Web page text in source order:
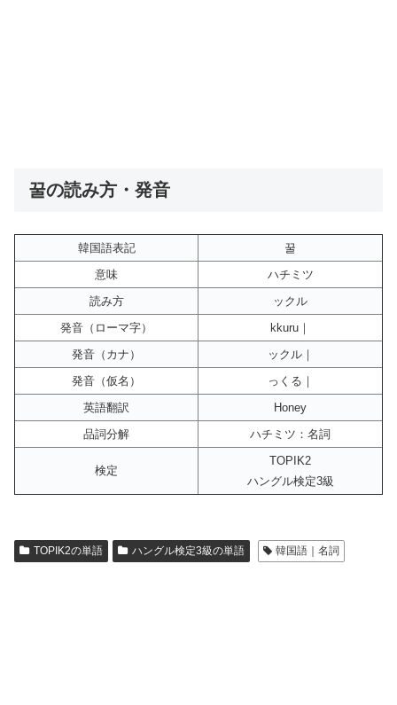
꿀の読み方・発音
韓国語表記
꿀
意味
ハチミツ
読み方
ックル
発音（ローマ字）
kkuru｜
発音（カナ）
ックル｜
発音（仮名）
っくる｜
英語翻訳
Honey
品詞分解
ハチミツ：名詞
検定
TOPIK2
ハングル検定3級
TOPIK2の単語 ハングル検定3級の単語 韓国語｜名詞